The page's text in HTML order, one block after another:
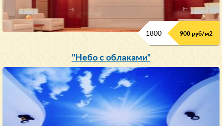
1800 900 руб/м2
"Небо с облаками"